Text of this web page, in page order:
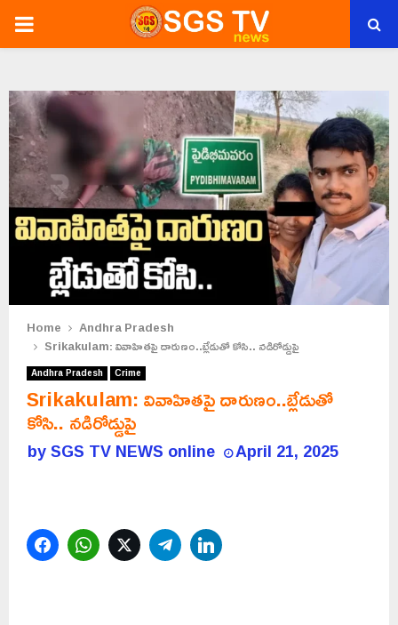
PRIMARY
Home
Andhra Pradesh
Srikakulam: వివాహితపై దారుణం..బ్లేడుతో కోసి.. నడిరోడ్డుపై
Andhra Pradesh Crime
Srikakulam: వివాహితపై దారుణం..బ్లేడుతో
కోసి.. నడిరోడ్డుపై
bySGS TV NEWS online April 21, 2025
FacebookWhatsAppTwitterTelegram